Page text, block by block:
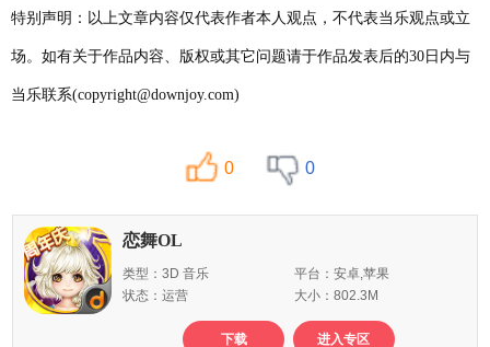
特别声明：以上文章内容仅代表作者本人观点，不代表当乐观点或立
场。如有关于作品内容、版权或其它问题请于作品发表后的30日内与
当乐联系(copyright@downjoy.com)
0 0
恋舞OL
类型：3D 音乐
平台：安卓,苹果
状态：运营
大小：802.3M
下载 进入专区